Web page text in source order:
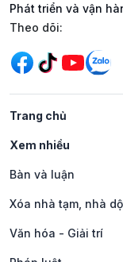
Phát triển và vận
Mạng xã hội
Theo dõi:
Trang chủ
Xem nhiều
Bàn và luận
Xóa nhà tạm, nhà
Văn hóa - Giải trí